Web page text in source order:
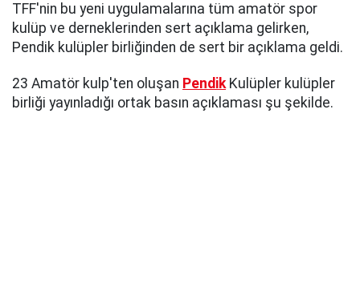
TFF'nin bu yeni uygulamalarına tüm amatör spor
kulüp ve derneklerinden sert açıklama gelirken,
Pendik kulüpler birliğinden de sert bir açıklama geldi.
23 Amatör kulp'ten oluşan PendikKulüpler kulüpler
birliği yayınladığı ortak basın açıklaması şu şekilde.